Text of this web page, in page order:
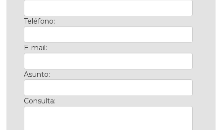
Teléfono:
E-mail:
Asunto:
Consulta: